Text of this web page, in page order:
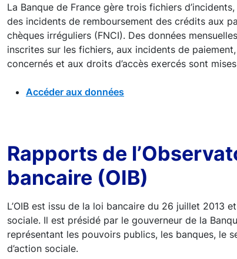
La Banque de France gère trois fichiers
des incidents de remboursement des crédits aux
chèques irréguliers (FNCI). Des données
inscrites sur les fichiers, aux incidents de
concernés et aux droits d’accès exercés sont
Accéder aux données
Rapports de
bancaire (OIB)
L’OIB est issu de la loi bancaire du 26 juillet 2013
sociale. Il est présidé par le gouverneur de la
représentant les pouvoirs publics, les banques, le
d’action sociale.